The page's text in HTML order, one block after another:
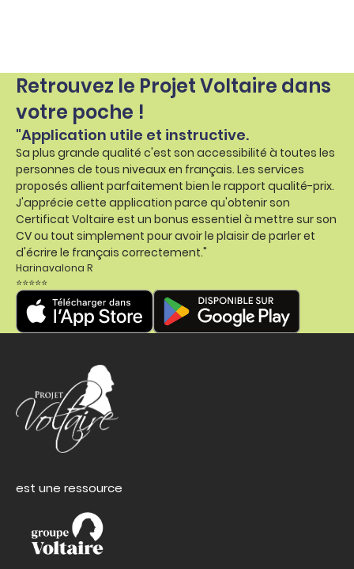
Retrouvez le Projet Voltaire dans
votre poche !
"Application utile et instructive.
Sa plus grande qualité c'est son accessibilité à toutes les
personnes de tous niveaux en français. Les services
proposés allient parfaitement bien le rapport qualité-prix.
J'apprécie cette application parce qu'obtenir son
Certificat Voltaire est un bonus essentiel à mettre sur son
CV ou tout simplement pour avoir le plaisir de parler et
d'écrire le français correctement."
Harinavalona R
⭐⭐⭐⭐⭐
est une ressource